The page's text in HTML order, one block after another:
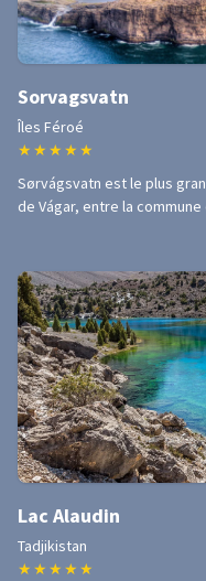
Sorvagsvatn
Îles Féroé
★ ★ ★ ★ ★
Sørvágsvatn est le plus
de Vágar, entre la
Lac Alaudin
Tadjikistan
★ ★ ★ ★ ★